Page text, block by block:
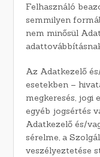
Felhasználó
semmilyen
nem minősül
Az Adatkezelő
esetekben –
megkeresés, jogi
egyéb jogsértés
Adatkezelő és/
sérelme, a
veszélyeztetése